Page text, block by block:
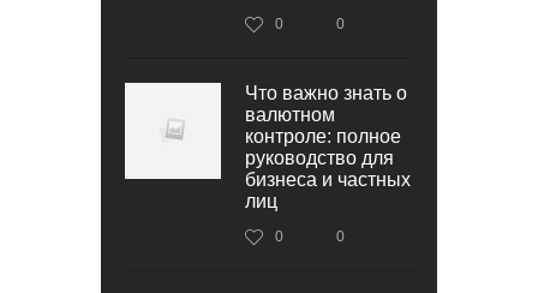
0 0
Что важно знать о
валютном
контроле: полное
руководство для
бизнеса и частных
лиц
0 0